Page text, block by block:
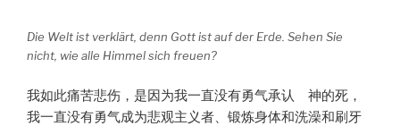
Die Welt ist verklärt, denn Gott ist auf der Erde. Sehen Sie
nicht, wie alle Himmel sich freuen?
我如此痛苦悲伤，是因为我一直没有勇气承认 神的死，
我一直没有勇气成为悲观主义者、锻炼身体和洗澡和刷牙